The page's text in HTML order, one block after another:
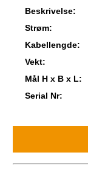
Beskrivelse:
Strøm:
Kabellengde:
Vekt:
Mål H x B x L:
Serial Nr: